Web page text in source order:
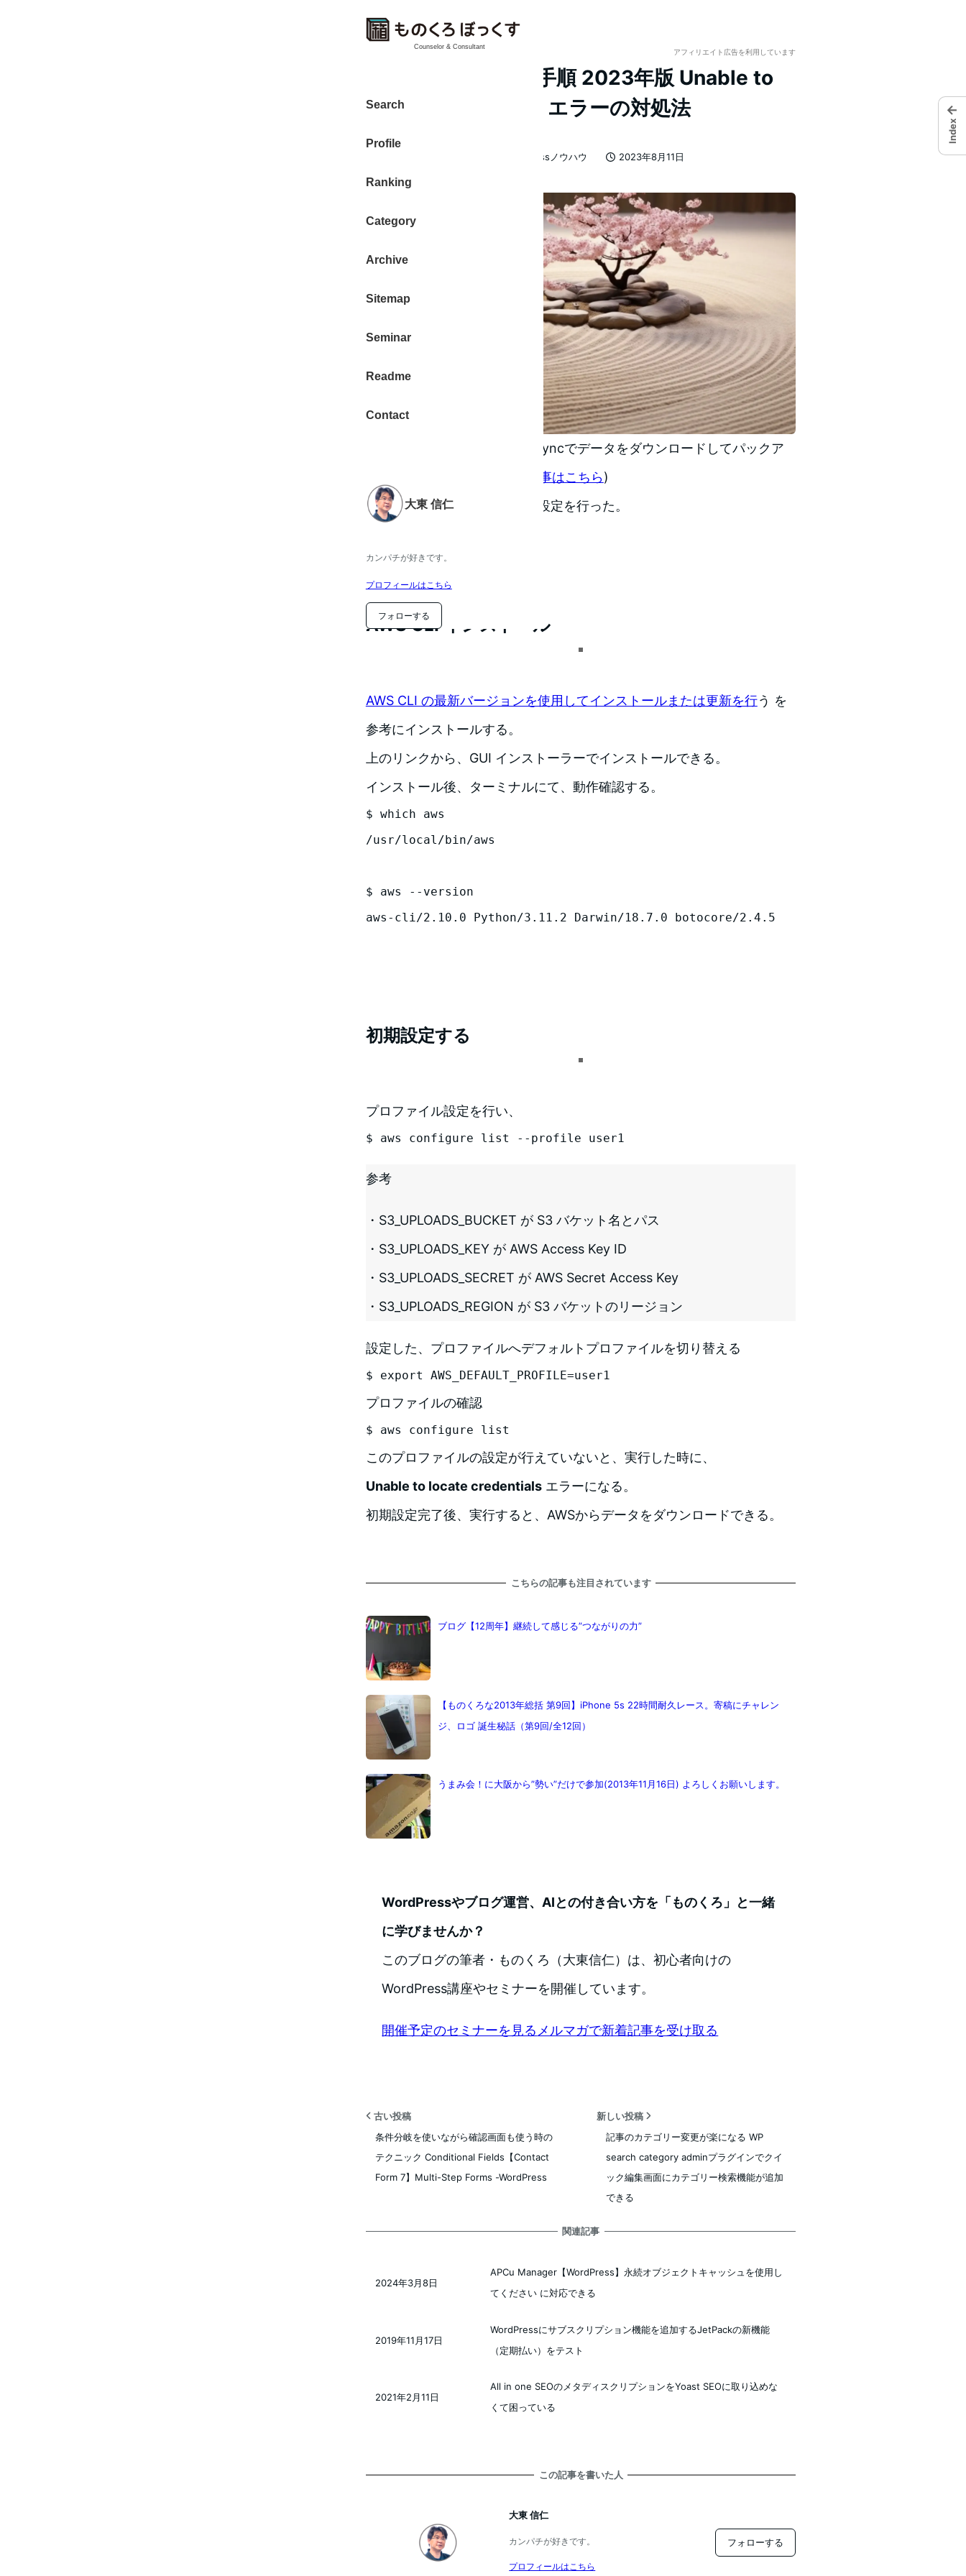
Counselor & Consultant
Search
Profile
Ranking
Category
Archive
Sitemap
Seminar
Readme
Contact
大東 信仁
カンパチが好きです。
プロフィールはこちら
フォローする
アフィリエイト広告を利用しています
AWS CLI 初期設定手順 2023年版 Unable to
locate credentials エラーの対処法
2023年8月11日
者
WordPressノウハウ
AWS CLI を使って、AWS s3 syncでデータをダウンロードしてパックア
以前の記事はこちら)
そのために、AWS CLI の初期設定を行った。
AWS CLI インストール
AWS CLI の最新バージョンを使用してインストールまたは更新を行う を
参考にインストールする。
上のリンクから、GUI インストーラーでインストールできる。
インストール後、ターミナルにて、動作確認する。
$ which aws
/usr/local/bin/aws
$ aws --version
aws-cli/2.10.0 Python/3.11.2 Darwin/18.7.0 botocore/2.4.5
初期設定する
プロファイル設定を行い、
$ aws configure list --profile user1
参考
・S3_UPLOADS_BUCKET が S3 バケット名とパス
・S3_UPLOADS_KEY が AWS Access Key ID
・S3_UPLOADS_SECRET が AWS Secret Access Key
・S3_UPLOADS_REGION が S3 バケットのリージョン
設定した、プロファイルへデフォルトプロファイルを切り替える
$ export AWS_DEFAULT_PROFILE=user1
プロファイルの確認
$ aws configure list
このプロファイルの設定が行えていないと、実行した時に、
Unable to locate credentialsエラーになる。
初期設定完了後、実行すると、AWSからデータをダウンロードできる。
こちらの記事も注目されています
ブログ【12周年】継続して感じる”つながりの力”
【ものくろな2013年総括 第9回】iPhone 5s 22時間耐久レース。寄稿にチャレン
ジ、ロゴ 誕生秘話（第9回/全12回）
うまみ会！に大阪から”勢い”だけで参加(2013年11月16日) よろしくお願いします。
WordPressやブログ運営、AIとの付き合い方を「ものくろ」と一緒
に学びませんか？
このブログの筆者・ものくろ（大東信仁）は、初心者向けの
WordPress講座やセミナーを開催しています。
開催予定のセミナーを見る メルマガで新着記事を受け取る
古い投稿
条件分岐を使いながら確認画面も使う時の
テクニック Conditional Fields【Contact
Form 7】Multi-Step Forms -WordPress
新しい投稿
記事のカテゴリー変更が楽になる WP
search category adminプラグインでクイ
ック編集画面にカテゴリー検索機能が追加
できる
関連記事
APCu Manager【WordPress】永続オブジェクトキャッシュを使用し
てください に対応できる
2024年3月8日
WordPressにサブスクリプション機能を追加するJetPackの新機能
（定期払い）をテスト
2019年11月17日
All in one SEOのメタディスクリプションをYoast SEOに取り込めな
くて困っている
2021年2月11日
この記事を書いた人
大東 信仁
カンパチが好きです。
プロフィールはこちら
フォローする
←
Index